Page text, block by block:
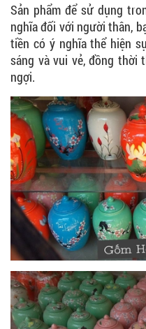
Sản phẩm để sử dụng
nghĩa đối với người thân,
tiền có ý nghĩa thể hiện
sáng và vui vẻ, đồng thời
ngợi.